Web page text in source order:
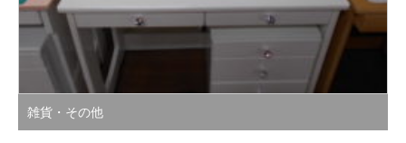
雑貨・その他